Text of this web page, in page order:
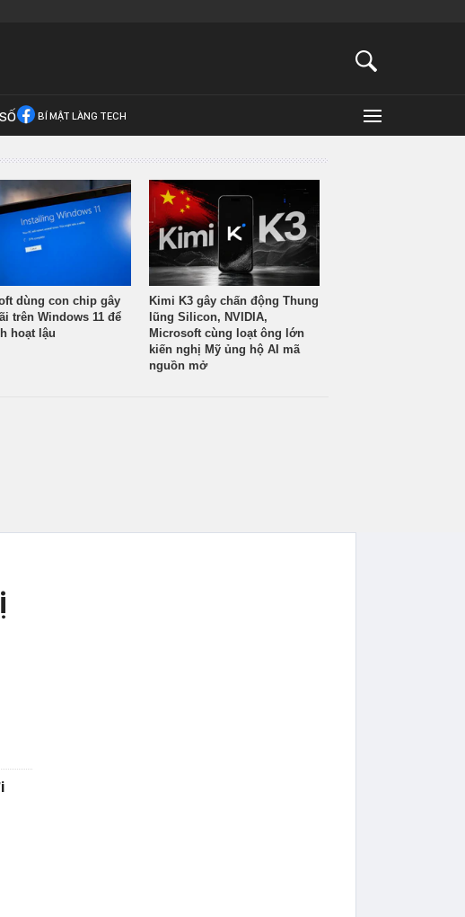
BÍ MẬT LÀNG TECH
dùng con chip gây
trên Windows 11 để
hoạt lậu
Kimi K3 gây chấn động Thung
lũng Silicon, NVIDIA,
Microsoft cùng loạt ông lớn
kiến nghị Mỹ ủng hộ AI mã
nguồn mở